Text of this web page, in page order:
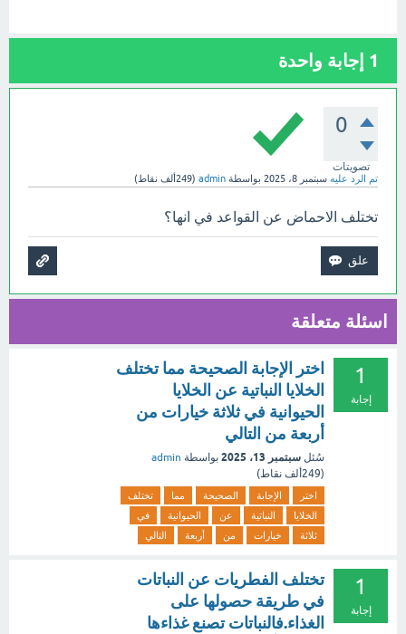
1 إجابة واحدة
0
تصويتات
تم الرد عليه سبتمبر 8، 2025 بواسطة admin
(249ألف نقاط)
تختلف الاحماض عن القواعد في انها؟
اسئلة متعلقة
1
إجابة
اختر الإجابة الصحيحة مما تختلف
الخلايا النباتية عن الخلايا
الحيوانية في ثلاثة خيارات من
أربعة من التالي
سُئل سبتمبر 13، 2025 بواسطة admin
(249ألف نقاط)
اختر الإجابة الصحيحة مما
تختلف
الخلايا
النباتية عن الحيوانية
في
ثلاثة
خيارات من أربعة التالي
1
إجابة
تختلف الفطريات عن النباتات
في طريقة حصولها على
الغذاء.فالنباتات تصنع غذاءها